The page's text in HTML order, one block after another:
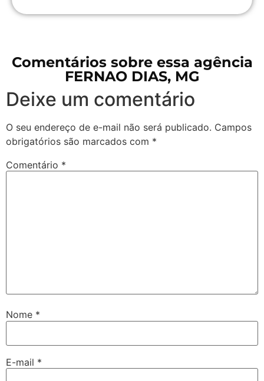
Comentários sobre essa agência
FERNAO DIAS, MG
Deixe um comentário
O seu endereço de e-mail não será publicado. Campos
obrigatórios são marcados com *
Comentário *
Nome *
E-mail *